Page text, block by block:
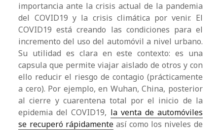
importancia ante la crisis actual de la pandemia
del COVID19 y la crisis climática por venir. El
COVID19 está creando las condiciones para el
incremento del uso del automóvil a nivel urbano.
Su utilidad es clara en este contexto: es una
capsula que permite viajar aislado de otros y con
ello reducir el riesgo de contagio (prácticamente
a cero). Por ejemplo, en Wuhan, China, posterior
al cierre y cuarentena total por el inicio de la
epidemia del COVID19, la venta de automóviles
se recuperó rápidamenteasí como los niveles de